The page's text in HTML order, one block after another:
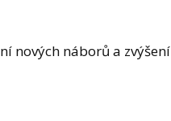
nových náborů a zvýšení